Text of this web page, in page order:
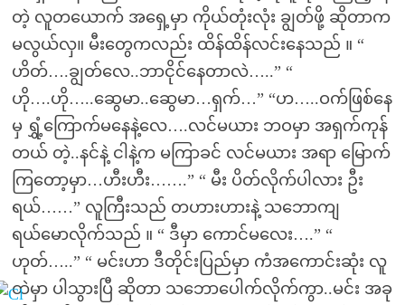
တဲ့ လူတယောက် အရှေ့မှာ ကိုယ်တုံးလုံး ချွတ်ဖို့ ဆိုတာက
မလွယ်လှ။ မီးတွေကလည်း ထိန်ထိန်လင်းနေသည် ။ “
ဟိတ်….ချွတ်လေ..ဘာငိုင်နေတာလဲ…..” “
ဟို….ဟို…..ဆွေမာ..ဆွေမာ…ရှက်…” “ဟ…..ဝက်ဖြစ်နေ
မှ ရွှံ့ကြောက်မနေနဲ့လေ….လင်မယား ဘဝမှာ အရှက်ကုန်
တယ် တဲ့..နင်နဲ့ ငါနဲ့က မကြာခင် လင်မယား အရာ မြောက်
ကြတော့မှာ…ဟီးဟီး…….” “ မီး ပိတ်လိုက်ပါလား ဦး
ရယ်……” လူကြီးသည် တဟားဟားနဲ့ သဘောကျ
ရယ်မောလိုက်သည် ။ “ ဒီမှာ ကောင်မလေး….” “
ဟုတ်…..” “ မင်းဟာ ဒီတိုင်းပြည်မှာ ကံအကောင်းဆုံး လူ
ထဲမှာ ပါသွားပြီ ဆိုတာ သဘောပေါက်လိုက်ကွာ..မင်း အခု